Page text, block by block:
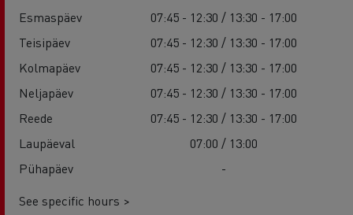
Esmaspäev
07:45 - 12:30 / 13:30 - 17:00
Teisipäev
07:45 - 12:30 / 13:30 - 17:00
Kolmapäev
07:45 - 12:30 / 13:30 - 17:00
Neljapäev
07:45 - 12:30 / 13:30 - 17:00
Reede
07:45 - 12:30 / 13:30 - 17:00
Laupäeval
07:00 / 13:00
Pühapäev
-
See specific hours >